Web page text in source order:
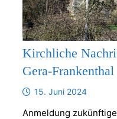
Kirchliche
Gera-Frankenthal
15. Juni 2024
Anmeldung